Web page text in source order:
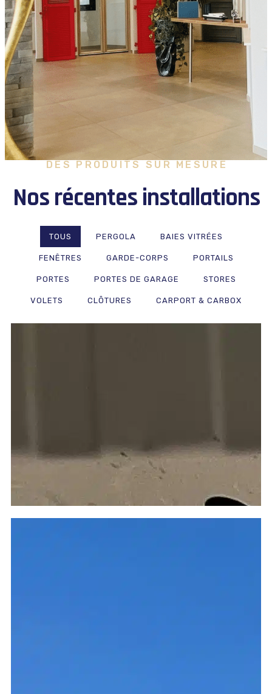
DES PRODUITS SUR MESURE
Nos récentes installations
TOUS PERGOLA BAIES VITRÉES
FENÊTRES GARDE-CORPS PORTAILS
PORTES PORTES DE GARAGE STORES
VOLETS CLÔTURES CARPORT & CARBOX